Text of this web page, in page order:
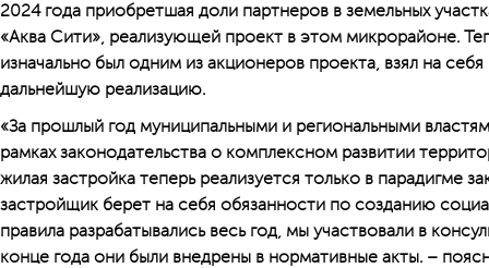
2024 года приобретшая доли партнеров в земельных
«Аква Сити», реализующей проект в этом микрорайоне.
изначально был одним из акционеров проекта, взял на
дальнейшую реализацию.
«За прошлый год муниципальными и региональными
рамках законодательства о комплексном развитии
жилая застройка теперь реализуется только в парадигме
застройщик берет на себя обязанности по созданию
правила разрабатывались весь год, мы участвовали в
конце года они были внедрены в нормативные акты. –